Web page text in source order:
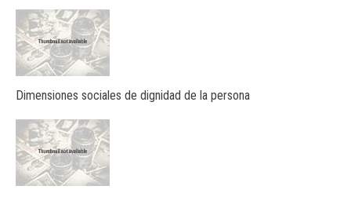
Dimensiones sociales de dignidad de la persona